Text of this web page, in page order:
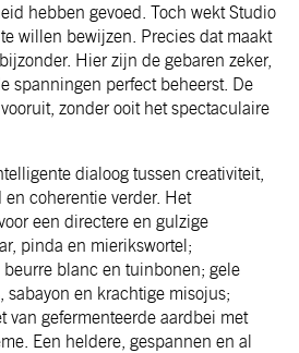
hebben gevoed. Toch wekt Studio
willen bewijzen. Precies dat maakt
Hier zijn de gebaren zeker,
spanningen perfect beheerst. De
zonder ooit het spectaculaire
dialoog tussen creativiteit,
coherentie verder. Het
een directere en gulzige
pinda en mierikswortel;
blanc en tuinbonen; gele
sabayon en krachtige misojus;
van gefermenteerde aardbei met
Een heldere, gespannen en al